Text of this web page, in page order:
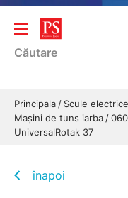
Principala Scule
Maşini de tuns iarba
UniversalRotak 37
înapoi